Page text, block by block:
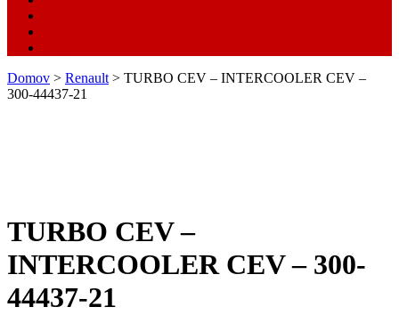
Domov > Renault > TURBO CEV – INTERCOOLER CEV –
300-44437-21
TURBO CEV –
INTERCOOLER CEV – 300-
44437-21